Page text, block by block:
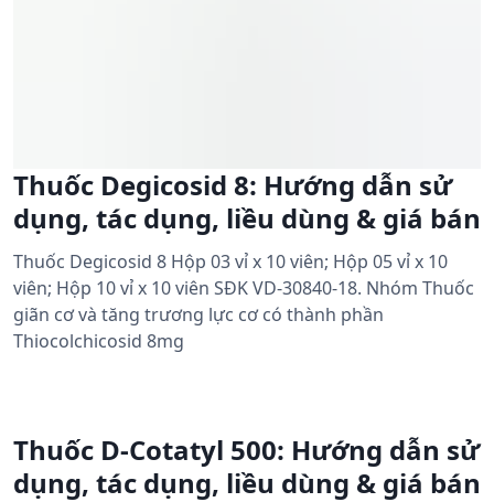
Thuốc Degicosid 8: Hướng dẫn sử
dụng, tác dụng, liều dùng & giá bán
Thuốc Degicosid 8 Hộp 03 vỉ x 10 viên; Hộp 05 vỉ x 10
viên; Hộp 10 vỉ x 10 viên SĐK VD-30840-18. Nhóm Thuốc
giãn cơ và tăng trương lực cơ có thành phần
Thiocolchicosid 8mg
Thuốc D-Cotatyl 500: Hướng dẫn sử
dụng, tác dụng, liều dùng & giá bán